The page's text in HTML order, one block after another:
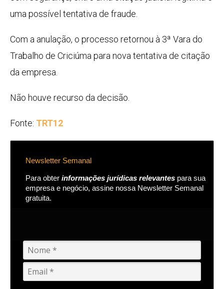
uma possível tentativa de fraude.
Com a anulação, o processo retornou à 3ª Vara do
Trabalho de Criciúma para nova tentativa de citação
da empresa.
Não houve recurso da decisão.
Fonte: TRT12
Newsletter Semanal
Para obter informações jurídicas relevantes para sua
empresa e negócio, assine nossa Newsletter Semanal
gratuita.